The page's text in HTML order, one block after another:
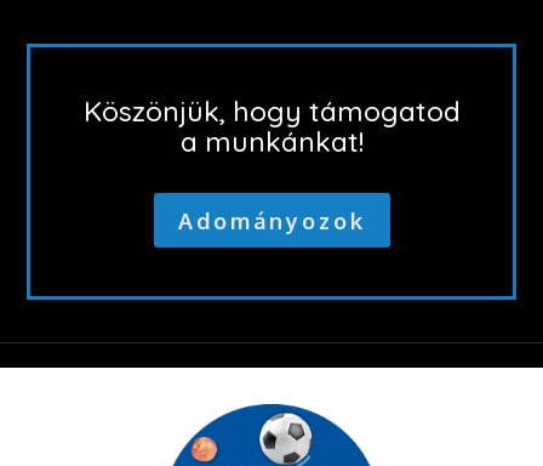
Köszönjük, hogy támogatod
a munkánkat!
Adományozok